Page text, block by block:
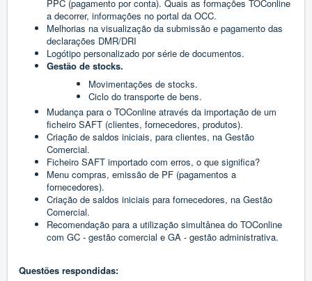
PPC (pagamento por conta). Quais as formações TOConline
a decorrer, informações no portal da OCC.
Melhorias na visualização da submissão e pagamento das
declarações DMR/DRI
Logótipo personalizado por série de documentos.
Gestão de stocks.
Movimentações de stocks.
Ciclo do transporte de bens.
Mudança para o TOConline através da importação de um
ficheiro SAFT (clientes, fornecedores, produtos).
Criação de saldos iniciais, para clientes, na Gestão
Comercial.
Ficheiro SAFT importado com erros, o que significa?
Menu compras, emissão de PF (pagamentos a
fornecedores).
Criação de saldos iniciais para fornecedores, na Gestão
Comercial.
Recomendação para a utilização simultânea do TOConline
com GC - gestão comercial e GA - gestão administrativa.
Questões respondidas: